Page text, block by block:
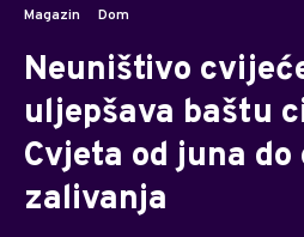
Magazin Dom
Neuništivo
uljepšava baštu
Cvjeta od juna
zalivanja